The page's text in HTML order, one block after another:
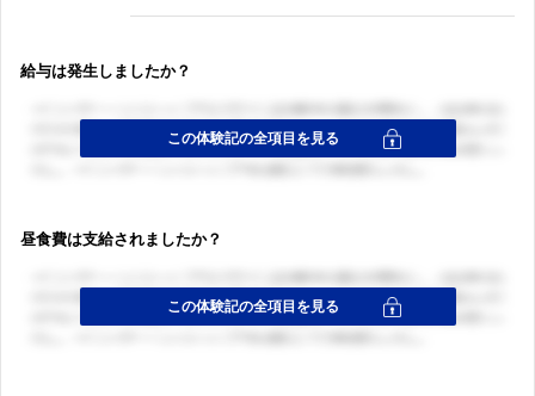
給与は発生しましたか？
昼食費は支給されましたか？